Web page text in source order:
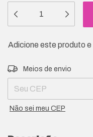
Adicione este produto e
Entregas para o CEP:
Meios de envio
Não sei meu CEP